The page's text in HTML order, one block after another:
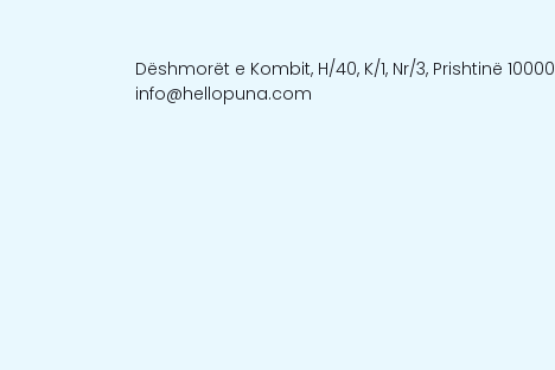
Dëshmorët e Kombit, H/40, K/1, Nr/3, Prishtinë 10000
info@hellopuna.com